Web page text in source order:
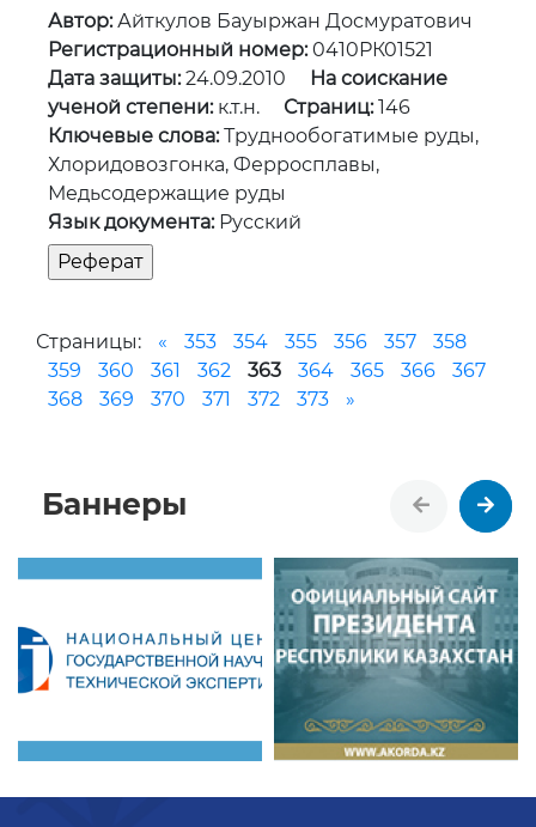
Автор:Айткулов Бауыржан Досмуратович
Регистрационный номер:0410РК01521
Дата защиты:24.09.2010
На соискание
ученой степени:к.т.н. Страниц:146
Ключевые слова:Труднообогатимые руды,
Хлоридовозгонка, Ферросплавы,
Медьсодержащие руды
Язык документа:Русский
Страницы: « 353 354 355 356 357
358
359
360 361 362 363 364 365 366
367
368
369 370 371 372 373 »
Баннеры